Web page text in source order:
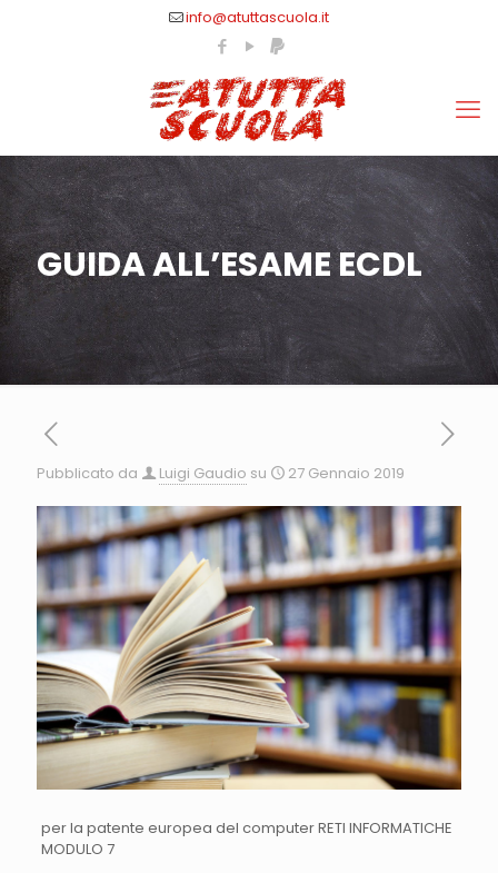
info@atuttascuola.it
GUIDA ALL’ESAME ECDL
Pubblicato da Luigi Gaudio su 27 Gennaio 2019
per la patente europea del computer RETI INFORMATICHE
MODULO 7